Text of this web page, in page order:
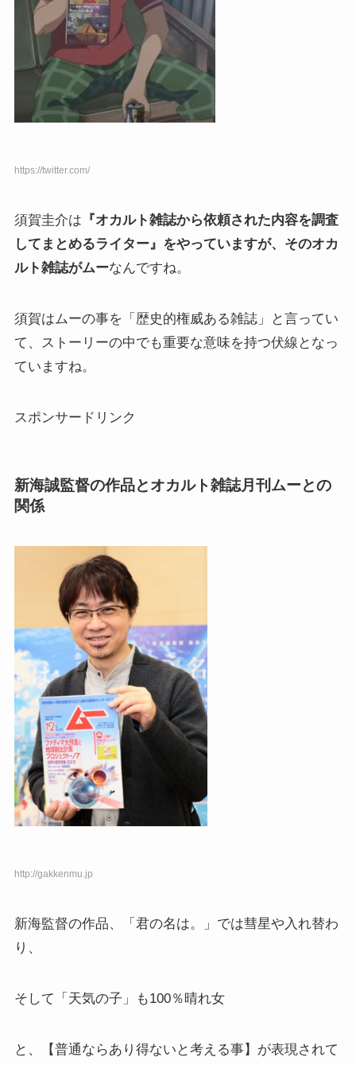
https://twitter.com/
須賀圭介は 『オカルト雑誌から依頼された内容を調査
してまとめるライター』をやっていますが、そのオカ
ルト雑誌がムーなんですね。
須賀はムーの事を「歴史的権威ある雑誌」と言ってい
て、ストーリーの中でも重要な意味を持つ伏線となっ
ていますね。
スポンサードリンク
新海誠監督の作品とオカルト雑誌月刊ムーとの
関係
http://gakkenmu.jp
新海監督の作品、「君の名は。」では彗星や入れ替わ
り、
そして「天気の子」も100％晴れ女
と、【普通ならあり得ないと考える事】が表現されて